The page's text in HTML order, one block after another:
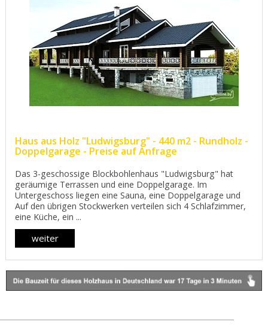
Haus aus Holz "Ludwigsburg" - 440 m2 - Rundholz -
Doppelgarage - Preise auf Anfrage
Das 3-geschossige Blockbohlenhaus "Ludwigsburg" hat
geräumige Terrassen und eine Doppelgarage. Im
Untergeschoss liegen eine Sauna, eine Doppelgarage und
Auf den übrigen Stockwerken verteilen sich 4 Schlafzimmer,
eine Küche, ein ...
weiter